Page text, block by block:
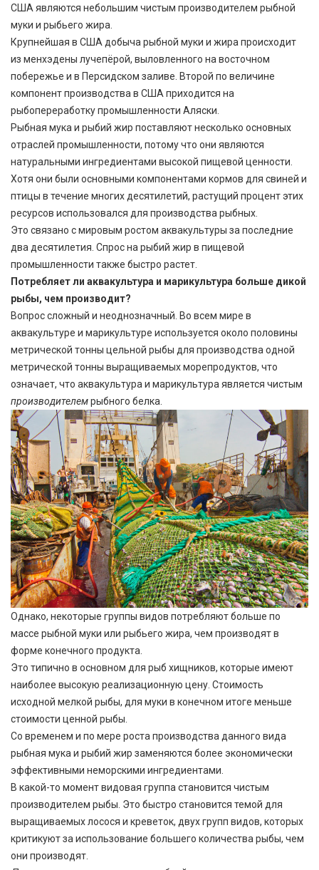
США являются небольшим чистым производителем рыбной
муки и рыбьего жира.
Крупнейшая в США добыча рыбной муки и жира происходит
из менхэдены лучепёрой, выловленного на восточном
побережье и в Персидском заливе. Второй по величине
компонент производства в США приходится на
рыбопереработку промышленности Аляски.
Рыбная мука и рыбий жир поставляют несколько основных
отраслей промышленности, потому что они являются
натуральными ингредиентами высокой пищевой ценности.
Хотя они были основными компонентами кормов для свиней и
птицы в течение многих десятилетий, растущий процент этих
ресурсов использовался для производства рыбных.
Это связано с мировым ростом аквакультуры за последние
два десятилетия. Спрос на рыбий жир в пищевой
промышленности также быстро растет.
Потребляет ли аквакультура и марикультура больше дикой
рыбы, чем производит?
Вопрос сложный и неоднозначный. Во всем мире в
аквакультуре и марикультуре используется около половины
метрической тонны цельной рыбы для производства одной
метрической тонны выращиваемых морепродуктов, что
означает, что аквакультура и марикультура является чистым
производителемрыбного белка.
Однако, некоторые группы видов потребляют больше по
массе рыбной муки или рыбьего жира, чем производят в
форме конечного продукта.
Это типично в основном для рыб хищников, которые имеют
наиболее высокую реализационную цену. Стоимость
исходной мелкой рыбы, для муки в конечном итоге меньше
стоимости ценной рыбы.
Со временем и по мере роста производства данного вида
рыбная мука и рыбий жир заменяются более экономически
эффективными неморскими ингредиентами.
В какой-то момент видовая группа становится чистым
производителем рыбы. Это быстро становится темой для
выращиваемых лосося и креветок, двух групп видов, которых
критикуют за использование большего количества рыбы, чем
они производят.